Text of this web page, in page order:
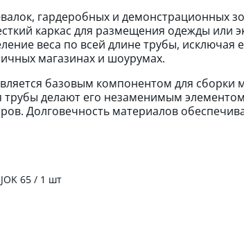
гардеробных и демонстрационных
каркас для размещения одежды или
веса по всей длине трубы, исключая
магазинах и шоурумах.
базовым компонентом для сборки
делают его незаменимым
Долговечность материалов
65 / 1 шт